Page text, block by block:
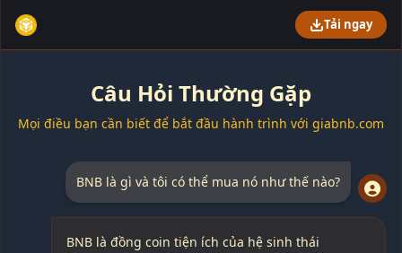
Tải ngay
Câu Hỏi Thường Gặp
Mọi điều bạn cần biết để bắt đầu hành trình với giabnb.com
BNB là gì và tôi có thể mua nó như thế nào?
BNB là đồng coin tiện ích của hệ sinh thái